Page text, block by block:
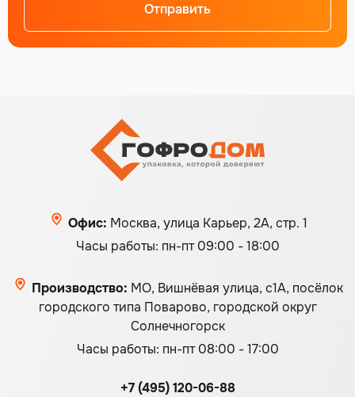
Отправить
Офис: Москва, улица Карьер, 2А, стр. 1
Часы работы: пн-пт 09:00 - 18:00
Производство: МО, Вишнёвая улица, с1А, посёлок
городского типа Поварово, городской округ
Солнечногорск
Часы работы: пн-пт 08:00 - 17:00
+7 (495) 120-06-88